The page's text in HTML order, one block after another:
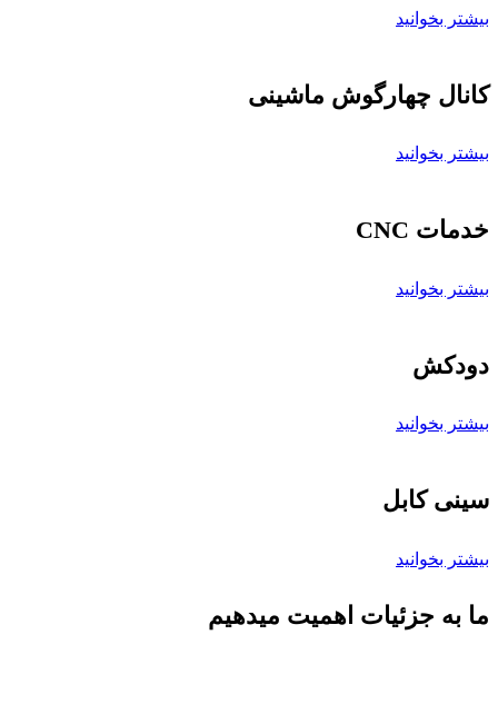
بیشتر بخوانید
کانال چهارگوش ماشینی
بیشتر بخوانید
خدمات CNC
بیشتر بخوانید
دودکش
بیشتر بخوانید
سینی کابل
بیشتر بخوانید
ما به جزئیات اهمیت میدهیم